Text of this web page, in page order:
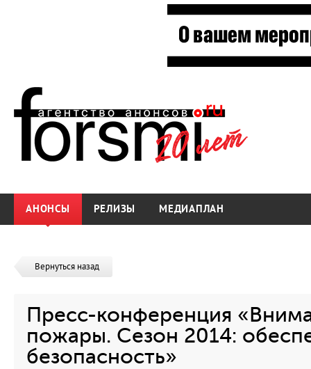
АНОНСЫ РЕЛИЗЫ МЕДИАПЛАН
Вернуться назад
Пресс-конференция
пожары. Сезон 2014:
безопасность»